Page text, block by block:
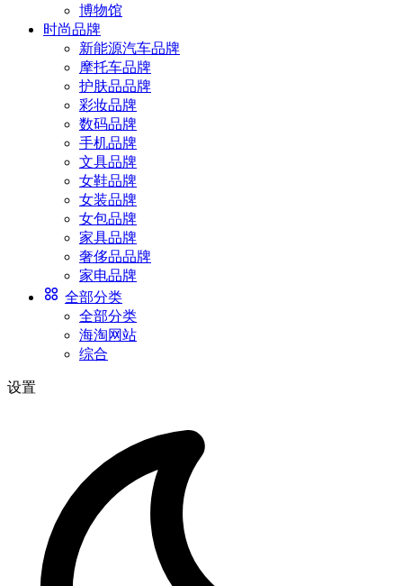
博物馆
时尚品牌
新能源汽车品牌
摩托车品牌
护肤品品牌
彩妆品牌
数码品牌
手机品牌
文具品牌
女鞋品牌
女装品牌
女包品牌
家具品牌
奢侈品品牌
家电品牌
全部分类
全部分类
海淘网站
综合
设置